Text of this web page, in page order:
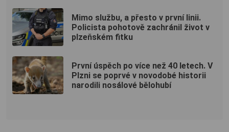
Mimo službu, a přesto v první linii.
Policista pohotově zachránil život v
plzeňském fitku
První úspěch po více než 40 letech. V
Plzni se poprvé v novodobé historii
narodili nosálové bělohubí